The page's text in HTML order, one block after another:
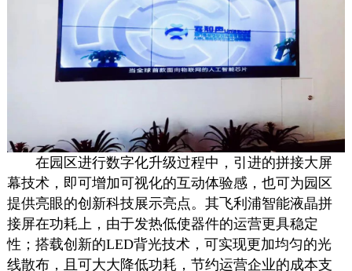
在园区进行数字化升级过程中，引进的拼接大屏
幕技术，即可增加可视化的互动体验感，也可为园区
提供亮眼的创新科技展示亮点。其飞利浦智能液晶拼
接屏在功耗上，由于发热低使器件的运营更具稳定
性；搭载创新的LED背光技术，可实现更加均匀的光
线散布，且可大大降低功耗，节约运营企业的成本支